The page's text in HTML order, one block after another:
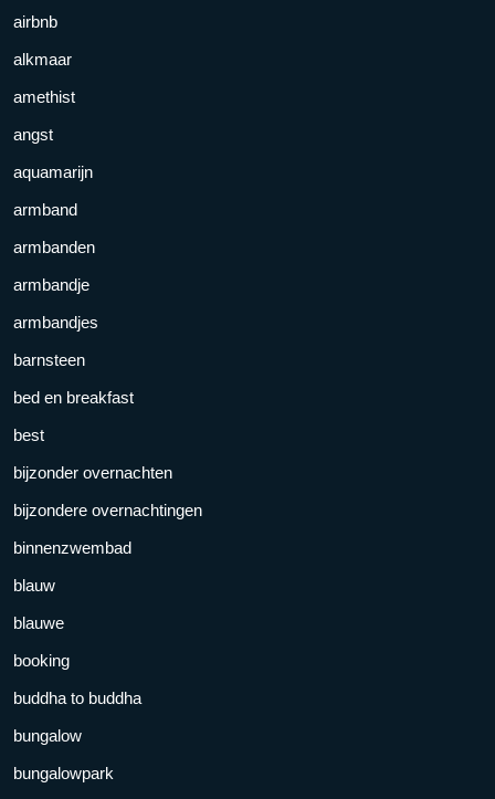
airbnb
alkmaar
amethist
angst
aquamarijn
armband
armbanden
armbandje
armbandjes
barnsteen
bed en breakfast
best
bijzonder overnachten
bijzondere overnachtingen
binnenzwembad
blauw
blauwe
booking
buddha to buddha
bungalow
bungalowpark